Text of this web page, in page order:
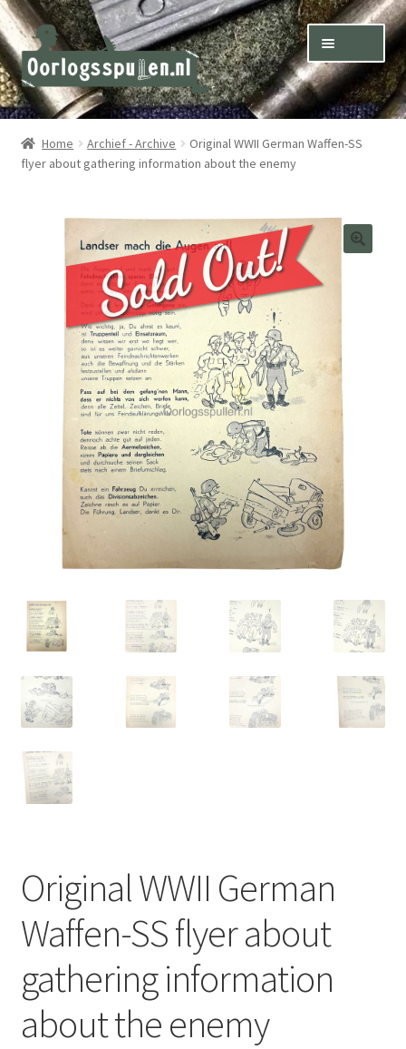
Skip
to
navigation
Skip
to
content
Winkel – Shop
Over ons – About us
Inkoop – Purchase
Contact
Terms & Conditions – Shipping & Delivery
Home Archief - Archive
Original WWII German Waffen-SS
flyer about gathering information about the enemy
Original WWII German
Waffen-SS flyer about
gathering information
about the enemy